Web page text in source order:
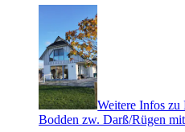
Weitere Infos zu
Bodden zw. Darß/Rügen